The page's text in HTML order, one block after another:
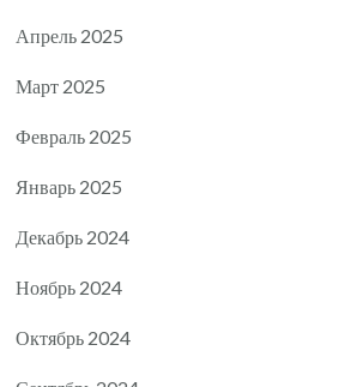
Апрель 2025
Март 2025
Февраль 2025
Январь 2025
Декабрь 2024
Ноябрь 2024
Октябрь 2024